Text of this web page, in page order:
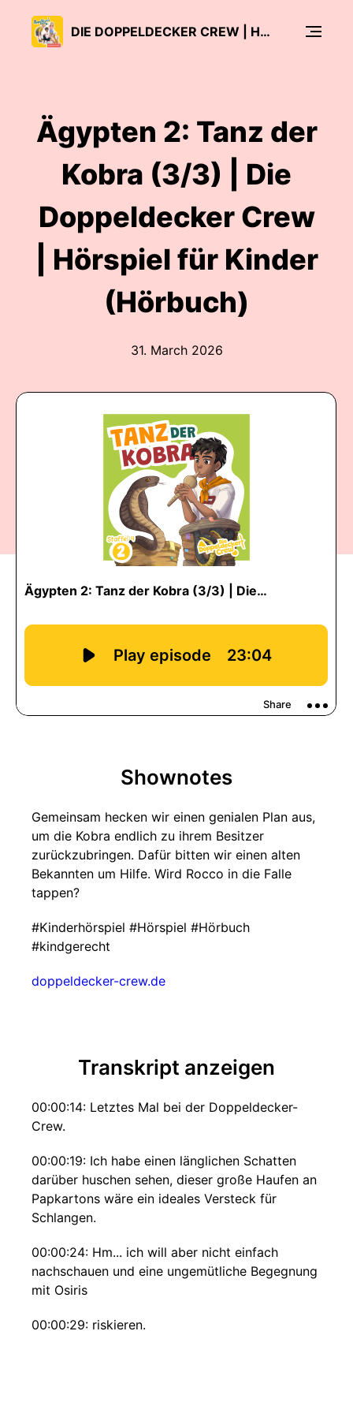
DIE DOPPELDECKER CREW | HÖRSPIEL FÜR KINDER (HÖRBUCH)
Ägypten 2: Tanz der
Kobra (3/3) | Die
Doppeldecker Crew
| Hörspiel für Kinder
(Hörbuch)
31. March 2026
Shownotes
Gemeinsam hecken wir einen genialen Plan aus,
um die Kobra endlich zu ihrem Besitzer
zurückzubringen. Dafür bitten wir einen alten
Bekannten um Hilfe. Wird Rocco in die Falle
tappen?
#Kinderhörspiel #Hörspiel #Hörbuch
#kindgerecht
doppeldecker-crew.de
Transkript anzeigen
00:00:14: Letztes Mal bei der Doppeldecker-
Crew.
00:00:19: Ich habe einen länglichen Schatten
darüber huschen sehen, dieser große Haufen an
Papkartons wäre ein ideales Versteck für
Schlangen.
00:00:24: Hm... ich will aber nicht einfach
nachschauen und eine ungemütliche Begegnung
mit Osiris
00:00:29: riskieren.